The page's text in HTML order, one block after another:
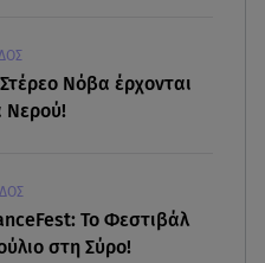
Νόβα έρχονται
Νερού!
Το Φεστιβάλ
στη Σύρο!